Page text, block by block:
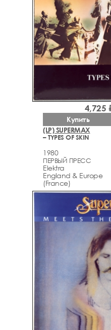
(LP) SUPERMAX
– TYPES OF SKIN
1980
ПЕРВЫЙ ПРЕСС
Elektra
England & Europe
(France)
4,725
Купить